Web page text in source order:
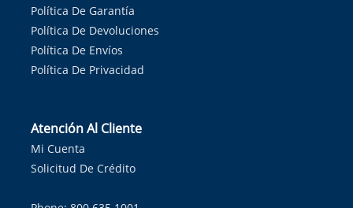
Política De Garantía
Política De Devoluciones
Política De Envíos
Política De Privacidad
Atención Al Cliente
Mi Cuenta
Solicitud De Crédito